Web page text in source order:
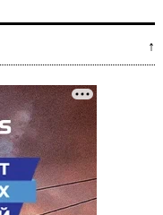
↑